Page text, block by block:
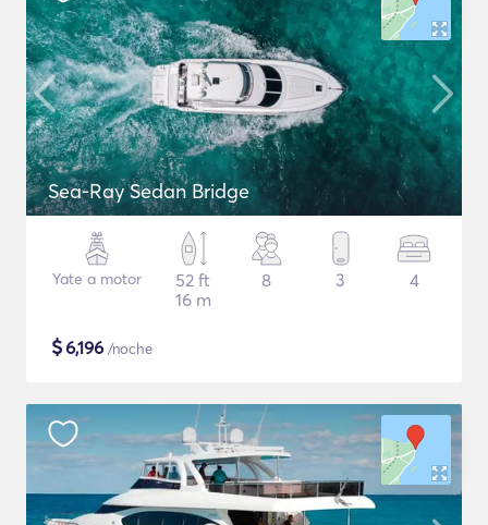
Sea-Ray Sedan Bridge
Yate a motor
52 ft
16 m
8 3 4
$6,196 /noche